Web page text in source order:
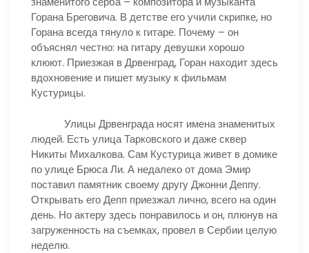
Горана Бреговича. В детстве его учили скрипке, но
Горана всегда тянуло к гитаре. Почему – он
объяснял честно: на гитару девушки хорошо
клюют. Приезжая в Дрвенград, Горан находит здесь
вдохновение и пишет музыку к фильмам
Кустурицы.
Улицы Дрвенграда носят имена знаменитых
людей. Есть улица Тарковского и даже сквер
Никиты Михалкова. Сам Кустурица живет в домике
по улице Брюса Ли. А недалеко от дома Эмир
поставил памятник своему другу Джонни Деппу.
Открывать его Депп приезжал лично, всего на один
день. Но актеру здесь понравилось и он, плюнув на
загруженность на съемках, провел в Сербии целую
неделю.